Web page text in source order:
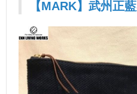
【MARK】武州正